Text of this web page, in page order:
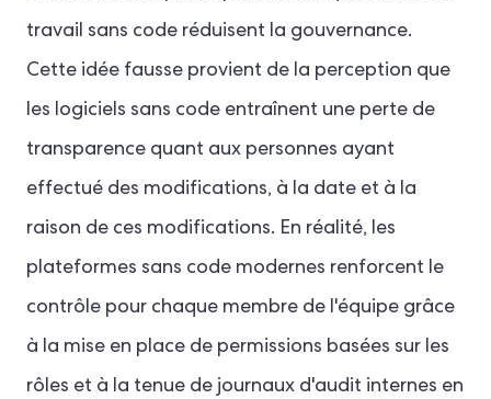
travail sans code réduisent la gouvernance.
Cette idée fausse provient de la perception que
les logiciels sans code entraînent une perte de
transparence quant aux personnes ayant
effectué des modifications, à la date et à la
raison de ces modifications. En réalité, les
plateformes sans code modernes renforcent le
contrôle pour chaque membre de l'équipe grâce
à la mise en place de permissions basées sur les
rôles et à la tenue de journaux d'audit internes en